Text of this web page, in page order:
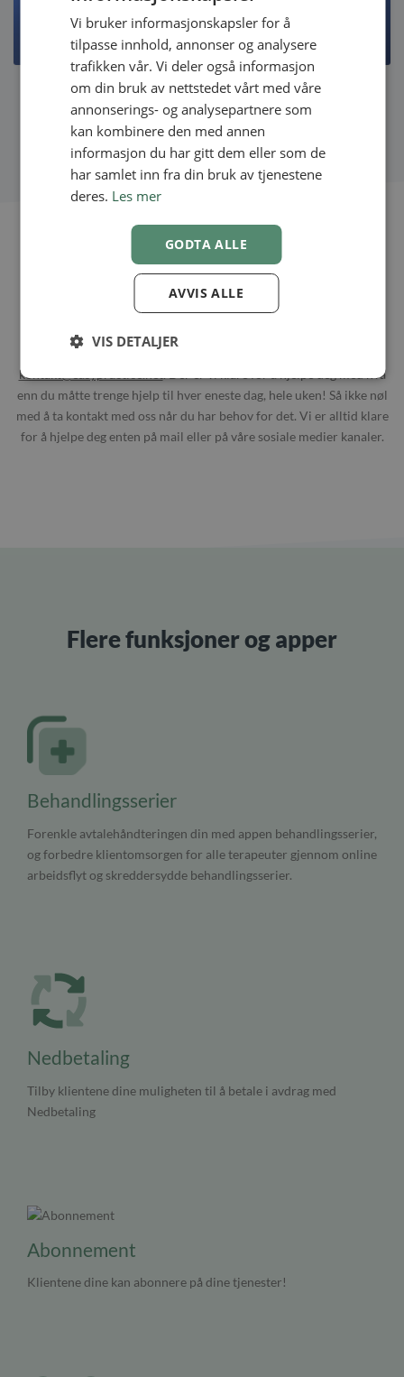
Behøver du noe mer hjelp?
Dersom du har noen ytterligere spørsmål til hvordan Facebook
innlogging appen eller andre av våres funksjoner eller apper
fungerer i systemet vårt, kan du gjerne sende oss en e-post på
kontakt@easypractice.net
. Der er vi klare for å hjelpe deg med hva
enn du måtte trenge hjelp til hver eneste dag, hele uken! Så ikke nøl
med å ta kontakt med oss når du har behov for det. Vi er alltid klare
for å hjelpe deg enten på mail eller på våre sosiale medier kanaler.
Flere funksjoner og apper
Behandlingsserier
Forenkle avtalehåndteringen din med appen behandlingsserier,
og forbedre klientomsorgen for alle terapeuter gjennom online
arbeidsflyt og skreddersydde behandlingsserier.
Nedbetaling
Tilby klientene dine muligheten til å betale i avdrag med
Nedbetaling
Abonnement
Klientene dine kan abonnere på dine tjenester!
SWEDISH
Vi bruker informasjonskapsler for å
tilpasse innhold, annonser og analysere
trafikken vår. Vi deler også informasjon
om din bruk av nettstedet vårt med våre
annonserings- og analysepartnere som
kan kombinere den med annen
informasjon du har gitt dem eller som de
har samlet inn fra din bruk av tjenestene
deres. Les mer
GODTA ALLE
AVVIS ALLE
VIS DETALJER